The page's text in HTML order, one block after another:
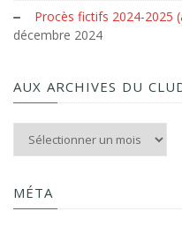
Procès fictifs 2024-2025
décembre 2024
AUX ARCHIVES DU
MÉTA